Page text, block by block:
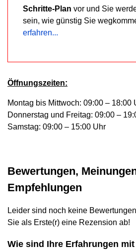
Schritte-Plan vor und Sie
sein, wie günstig Sie
erfahren...
Öffnungszeiten:
Montag bis Mittwoch: 09:00 – 18:00
Donnerstag und Freitag: 09:00 –
Samstag: 09:00 – 15:00 Uhr
Bewertungen,
Empfehlungen
Leider sind noch keine
Sie als Erste(r) eine Rezension ab!
Wie sind Ihre Erfahrungen